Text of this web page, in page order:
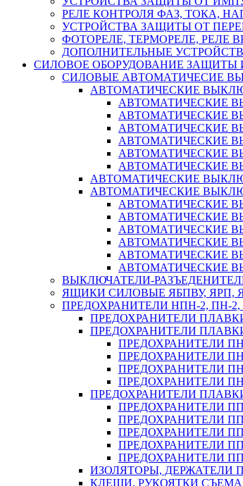
РЕЛЕ КОНТРОЛЯ ФАЗ, ТОКА,
УСТРОЙСТВА ЗАЩИТЫ ОТ
ФОТОРЕЛЕ, ТЕРМОРЕЛЕ, РЕЛЕ
ДОПОЛНИТЕЛЬНЫЕ
СИЛОВОЕ ОБОРУДОВАНИЕ
СИЛОВЫЕ АВТОМАТИЧЕСИЕ
АВТОМАТИЧЕСКИЕ
АВТОМАТИЧЕСКИЕ
АВТОМАТИЧЕСКИЕ
АВТОМАТИЧЕСКИЕ
АВТОМАТИЧЕСКИЕ
АВТОМАТИЧЕСКИЕ
АВТОМАТИЧЕСКИЕ
АВТОМАТИЧЕСКИЕ
АВТОМАТИЧЕСКИЕ
АВТОМАТИЧЕСКИЕ
АВТОМАТИЧЕСКИЕ
АВТОМАТИЧЕСКИЕ
АВТОМАТИЧЕСКИЕ
АВТОМАТИЧЕСКИЕ
АВТОМАТИЧЕСКИЕ
ВЫКЛЮЧАТЕЛИ-
ЯЩИКИ СИЛОВЫЕ ЯБПВУ, ЯРП,
ПРЕДОХРАНИТЕЛИ НПН-2, ПН-
ПРЕДОХРАНИТЕЛИ
ПРЕДОХРАНИТЕЛИ
ПРЕДОХРАНИТЕЛИ
ПРЕДОХРАНИТЕЛИ
ПРЕДОХРАНИТЕЛИ
ПРЕДОХРАНИТЕЛИ
ПРЕДОХРАНИТЕЛИ
ПРЕДОХРАНИТЕЛИ
ПРЕДОХРАНИТЕЛИ
ПРЕДОХРАНИТЕЛИ
ПРЕДОХРАНИТЕЛИ
ПРЕДОХРАНИТЕЛИ
ИЗОЛЯТОРЫ, ДЕРЖАТЕЛИ
КЛЕЩИ, РУКОЯТКИ